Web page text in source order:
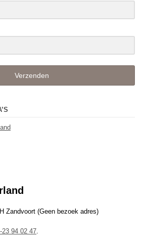
Verzenden
Zandvoort (Geen bezoek adres)
23 94 02 47